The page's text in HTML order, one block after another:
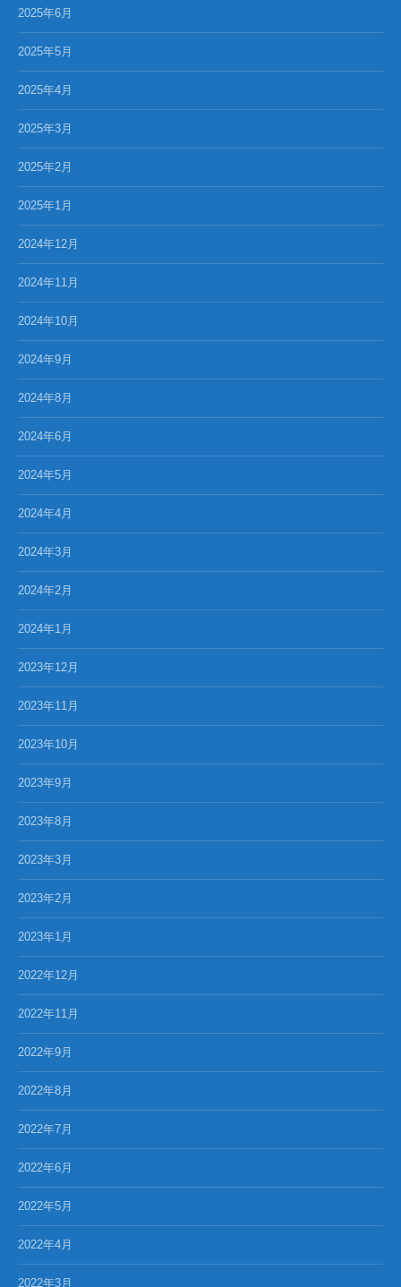
2025年6月
2025年5月
2025年4月
2025年3月
2025年2月
2025年1月
2024年12月
2024年11月
2024年10月
2024年9月
2024年8月
2024年6月
2024年5月
2024年4月
2024年3月
2024年2月
2024年1月
2023年12月
2023年11月
2023年10月
2023年9月
2023年8月
2023年3月
2023年2月
2023年1月
2022年12月
2022年11月
2022年9月
2022年8月
2022年7月
2022年6月
2022年5月
2022年4月
2022年3月